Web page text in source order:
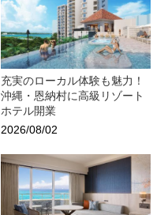
充実のローカル体験も魅力！
沖縄・恩納村に高級リゾート
ホテル開業
2026/08/02